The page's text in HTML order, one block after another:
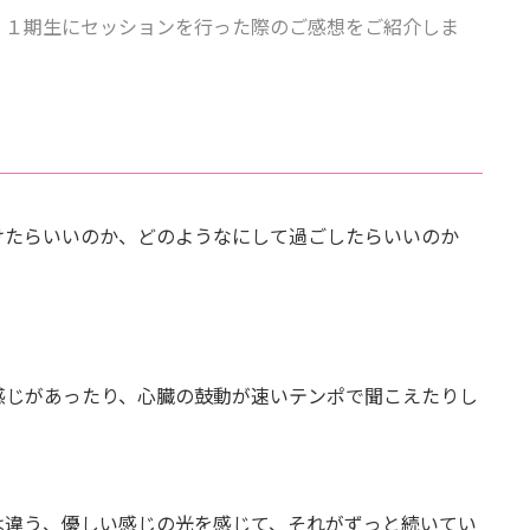
期生にセッションを行った際のご感想をご紹介しま
らいいのか、どのようなにして過ごしたらいいのか
があったり、心臓の鼓動が速いテンポで聞こえたりし
う、優しい感じの光を感じて、それがずっと続いてい